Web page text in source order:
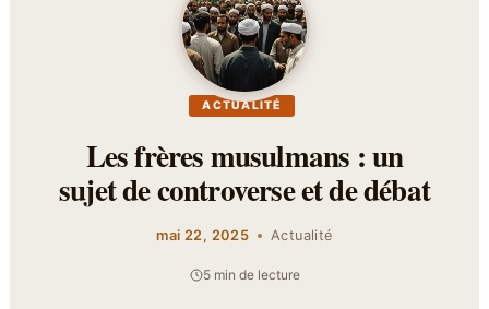
ACTUALITÉ
Les frères musulmans : un
sujet de controverse et de débat
mai 22, 2025 Actualité
5 min de lecture